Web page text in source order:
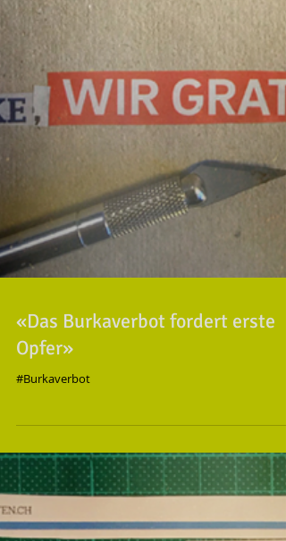
«Das Burkaverbot fordert erste
#Burkaverbot